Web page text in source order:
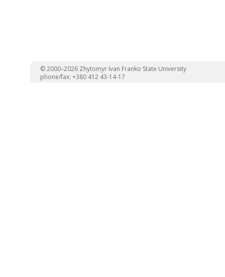
© 2000–2026 Zhytomyr Ivan Franko State University
phone/fax: +380 412 43-14-17